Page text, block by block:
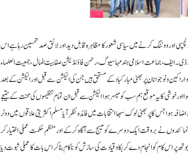
دلچسپی اور ووٹنگ کرنے میں سیاسی شعور کا مظاہرہ قابل دید اور لائق صد تحسین رہاہےاس
ڈی ۔ ایف ، جماعت اسلامی ہند مہاسیوگ ، رحمن فاؤنڈیشن صفا بیت المال ، جمعیت العلماء
و نوجوانان پر بھنی مبارکباد کے مستحق ہیں جن کی الیکشن سے قبل اور الیکشن کے بعد
خوشی کا یہ موقع ہم سب کو میسر ہوا الیکشن سے قبل ان تمام تنظیموں کی محنت کے نتیجے
میں اضافہ ہوا جس کا پربھنی لوک سبھا انتخابات میں فائدہ نظر آیا مسلم اکثریتی علاقوں میں ووٹر
نے بروقت ایک دوسرے کو میسج سے آگاہ کر کے اور منظم حکمت عملی اختیار کر
اس کام کو انجام دے کر بکاو قیادت کی سازش کو ناکام بنا کر اس بات کا عملی ثبوت دیا